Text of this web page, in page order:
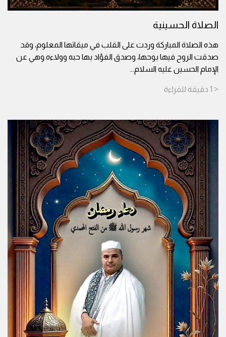
الصلاة الحسينية
هذه الصلاة المباركة وردت على القلب في ميقاتها المعلوم، وقد
صدقت الروح فيها بوحها، وصدق الفؤاد بها حبه وولاءه.وهي عن
الإمام الحسين عليه السلام...
< 1 دقيقة للقراءة